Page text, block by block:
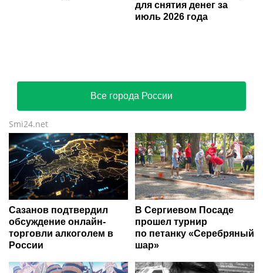
для снятия денег за
июль 2026 года
Все города России
Smi24.net
Сазанов подтвердил
обсуждение онлайн-
торговли алкоголем в
России
В Сергиевом Посаде
прошел турнир
по петанку «Серебряный
шар»